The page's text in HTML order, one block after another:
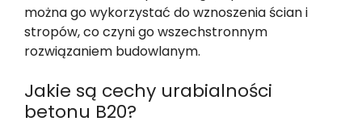
można go wykorzystać do wznoszenia ścian i
stropów, co czyni go wszechstronnym
rozwiązaniem budowlanym.
Jakie są cechy urabialności
betonu B20?